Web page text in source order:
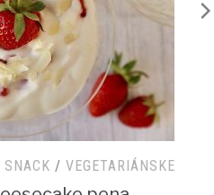
SNACK / VEGETARIÁNSKE